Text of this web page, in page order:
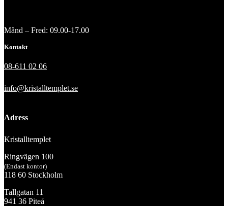
Månd – Fred: 09.00-17.00
Kontakt
08-611 02 06
info@kristalltemplet.se
Adress
Kristalltemplet
Ringvägen 100
(Endast kontor)
118 60 Stockholm
Tallgatan 11
941 36 Piteå